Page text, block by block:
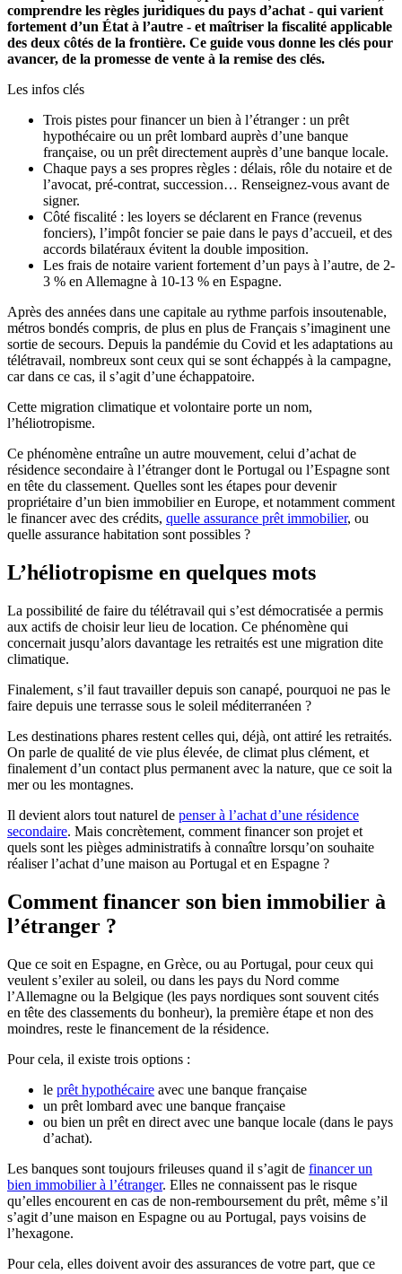
comprendre les règles juridiques du pays d’achat - qui varient
fortement d’un État à l’autre - et maîtriser la fiscalité applicable
des deux côtés de la frontière. Ce guide vous donne les clés pour
avancer, de la promesse de vente à la remise des clés.
Les infos clés
Trois pistes pour financer un bien à l’étranger : un prêt
hypothécaire ou un prêt lombard auprès d’une banque
française, ou un prêt directement auprès d’une banque locale.
Chaque pays a ses propres règles : délais, rôle du notaire et de
l’avocat, pré-contrat, succession… Renseignez-vous avant de
signer.
Côté fiscalité : les loyers se déclarent en France (revenus
fonciers), l’impôt foncier se paie dans le pays d’accueil, et des
accords bilatéraux évitent la double imposition.
Les frais de notaire varient fortement d’un pays à l’autre, de 2-
3 % en Allemagne à 10-13 % en Espagne.
Après des années dans une capitale au rythme parfois insoutenable,
métros bondés compris, de plus en plus de Français s’imaginent une
sortie de secours. Depuis la pandémie du Covid et les adaptations au
télétravail, nombreux sont ceux qui se sont échappés à la campagne,
car dans ce cas, il s’agit d’une échappatoire.
Cette migration climatique et volontaire porte un nom,
l’héliotropisme.
Ce phénomène entraîne un autre mouvement, celui d’achat de
résidence secondaire à l’étranger dont le Portugal ou l’Espagne sont
en tête du classement. Quelles sont les étapes pour devenir
propriétaire d’un bien immobilier en Europe, et notamment comment
le financer avec des crédits, quelle assurance prêt immobilier, ou
quelle assurance habitation sont possibles ?
L’héliotropisme en quelques mots
La possibilité de faire du télétravail qui s’est démocratisée a permis
aux actifs de choisir leur lieu de location. Ce phénomène qui
concernait jusqu’alors davantage les retraités est une migration dite
climatique.
Finalement, s’il faut travailler depuis son canapé, pourquoi ne pas le
faire depuis une terrasse sous le soleil méditerranéen ?
Les destinations phares restent celles qui, déjà, ont attiré les retraités.
On parle de qualité de vie plus élevée, de climat plus clément, et
finalement d’un contact plus permanent avec la nature, que ce soit la
mer ou les montagnes.
Il devient alors tout naturel de penser à l’achat d’une résidence
secondaire. Mais concrètement, comment financer son projet et
quels sont les pièges administratifs à connaître lorsqu’on souhaite
réaliser l’achat d’une maison au Portugal et en Espagne ?
Comment financer son bien immobilier à
l’étranger ?
Que ce soit en Espagne, en Grèce, ou au Portugal, pour ceux qui
veulent s’exiler au soleil, ou dans les pays du Nord comme
l’Allemagne ou la Belgique (les pays nordiques sont souvent cités
en tête des classements du bonheur), la première étape et non des
moindres, reste le financement de la résidence.
Pour cela, il existe trois options :
le prêt hypothécaire avec une banque française
un prêt lombard avec une banque française
ou bien un prêt en direct avec une banque locale (dans le pays
d’achat).
Les banques sont toujours frileuses quand il s’agit de financer un
bien immobilier à l’étranger. Elles ne connaissent pas le risque
qu’elles encourent en cas de non-remboursement du prêt, même s’il
s’agit d’une maison en Espagne ou au Portugal, pays voisins de
l’hexagone.
Pour cela, elles doivent avoir des assurances de votre part, que ce